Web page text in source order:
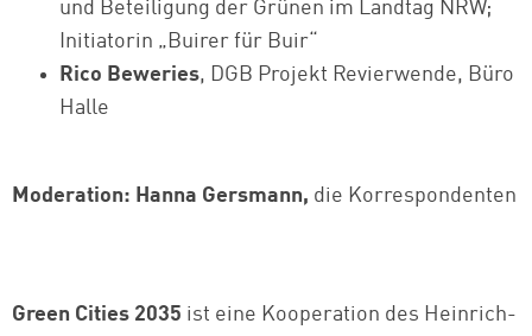
und Beteiligung der Grünen im Landtag NRW;
Initiatorin „Buirer für Buir“
Rico Beweries, DGB Projekt Revierwende, Büro
Halle
Moderation: Hanna Gersmann, die Korrespondenten
Green Cities 2035 ist eine Kooperation des Heinrich-